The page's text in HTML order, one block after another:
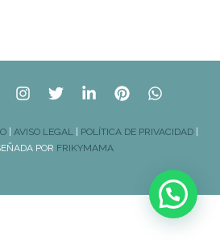
| AVISO LEGAL | POLÍTICA DE PRIVACIDAD|
POR FRIKYMAMA